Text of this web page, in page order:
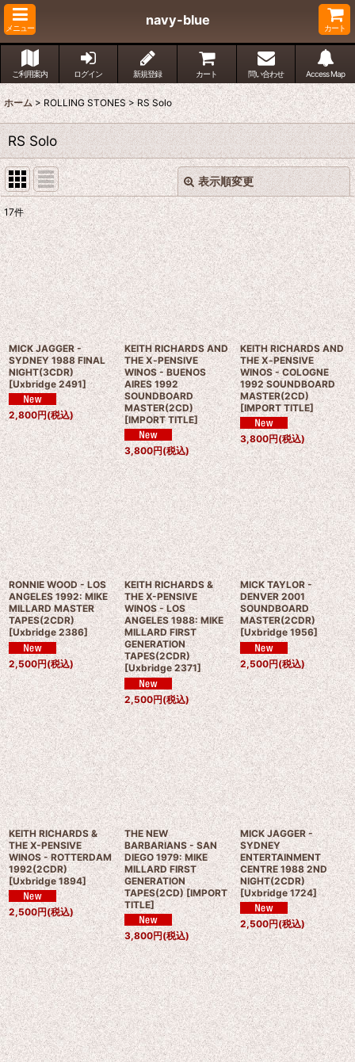
メニュー
navy-blue
カート
ご利用案内 ログイン 新規登録 カート 問い合わせ Access Map
ホーム > ROLLING STONES > RS Solo
RS Solo
表示順変更
表示数:
並び順:
絞り込む
閉じる
17件
MICK JAGGER -
SYDNEY 1988 FINAL
NIGHT(3CDR)
[Uxbridge 2491]
2,800円(税込)
KEITH RICHARDS AND
THE X‐PENSIVE
WINOS - BUENOS
AIRES 1992
SOUNDBOARD
MASTER(2CD)
[IMPORT TITLE]
3,800円(税込)
KEITH RICHARDS AND
THE X‐PENSIVE
WINOS - COLOGNE
1992 SOUNDBOARD
MASTER(2CD)
[IMPORT TITLE]
3,800円(税込)
RONNIE WOOD - LOS
ANGELES 1992: MIKE
MILLARD MASTER
TAPES(2CDR)
[Uxbridge 2386]
2,500円(税込)
KEITH RICHARDS &
THE X-PENSIVE
WINOS - LOS
ANGELES 1988: MIKE
MILLARD FIRST
GENERATION
TAPES(2CDR)
[Uxbridge 2371]
2,500円(税込)
MICK TAYLOR -
DENVER 2001
SOUNDBOARD
MASTER(2CDR)
[Uxbridge 1956]
2,500円(税込)
KEITH RICHARDS &
THE X-PENSIVE
WINOS - ROTTERDAM
1992(2CDR)
[Uxbridge 1894]
2,500円(税込)
THE NEW
BARBARIANS - SAN
DIEGO 1979: MIKE
MILLARD FIRST
GENERATION
TAPES(2CD) [IMPORT
TITLE]
3,800円(税込)
MICK JAGGER -
SYDNEY
ENTERTAINMENT
CENTRE 1988 2ND
NIGHT(2CDR)
[Uxbridge 1724]
2,500円(税込)